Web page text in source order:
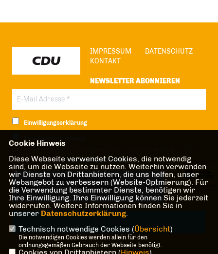
IMPRESSUM
DATENSCHUTZ
KONTAKT
NEWSLETTER ABONNIEREN
Einwilligungserklärung
der nachfolgenden Datenschutzerklärung.*
Anti-Roboter-Verifizierung
Hier klicken
Friendly Captcha ⇗
* Pflichtfeld!
Cookie Hinweis
Diese Webseite verwendet Cookies, die notwendig
sind, um die Webseite zu nutzen. Weiterhin verwenden
wir Dienste von Drittanbietern, die uns helfen, unser
Webangebot zu verbessern (Website-Optmierung). Für
die Verwendung bestimmter Dienste, benötigen wir
Ihre Einwilligung. Ihre Einwilligung können Sie jederzeit
widerrufen. Weitere Informationen finden Sie in
unserer Datenschutzerklärung.
Technisch notwendige Cookies (Übersicht)
Die notwendigen Cookies werden allein für den
ordnungsgemäßen Gebrauch der Webseite benötigt.